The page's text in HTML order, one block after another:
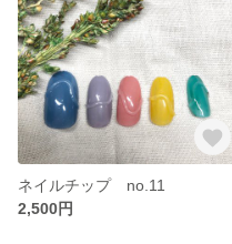
ネイルチップ no.11
2,500円